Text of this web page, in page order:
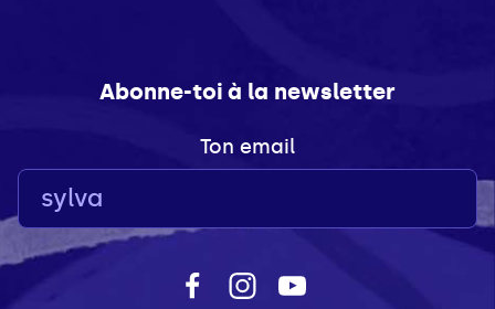
Abonne-toi à la newsletter
Ton email